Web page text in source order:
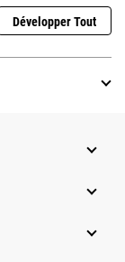
Développer Tout